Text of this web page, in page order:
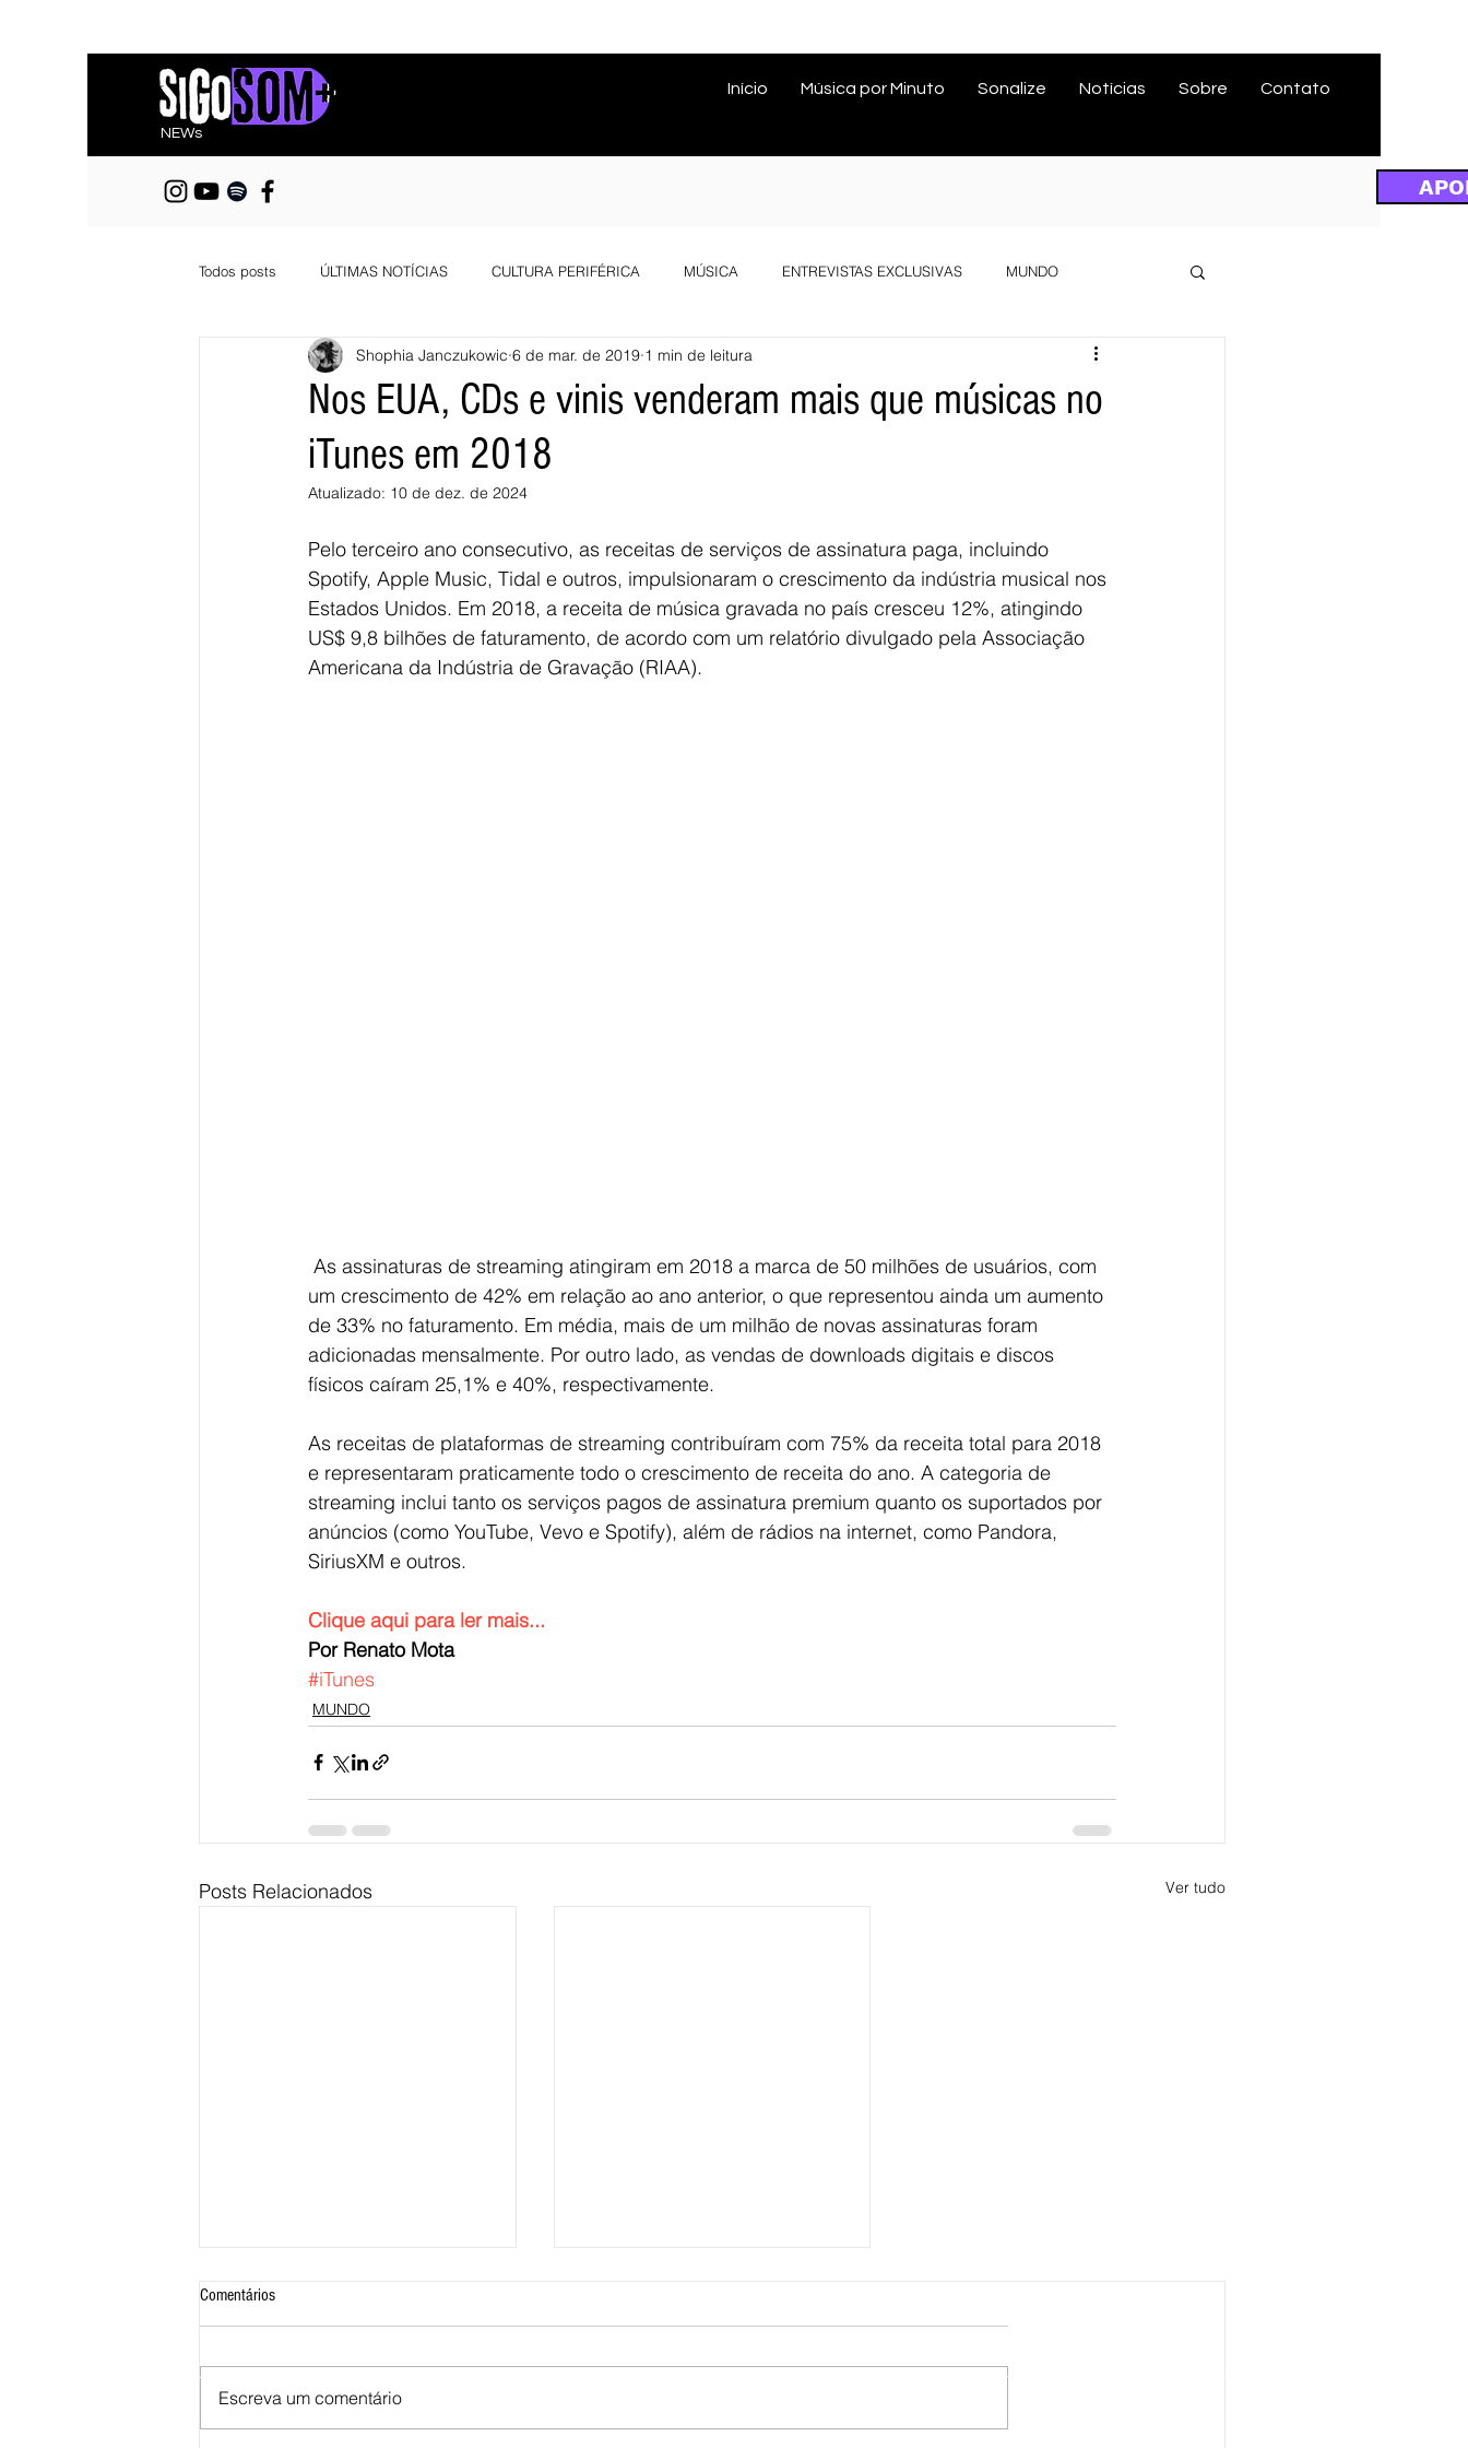
NEWs
Início Música por Minuto Sonalize Notícias Sobre Contato
Todos posts ÚLTIMAS NOTÍCIAS CULTURA PERIFÉRICA MÚSICA ENTREVISTAS EXCLUSIVAS MUNDO
Nos EUA, CDs e vinis venderam mais que músicas no
iTunes em 2018
Shophia Janczukowic 6 de mar. de 2019 1 min de leitura
Atualizado: 10 de dez. de 2024
Pelo terceiro ano consecutivo, as receitas de serviços de assinatura paga, incluindo
Spotify, Apple Music, Tidal e outros, impulsionaram o crescimento da indústria musical nos
Estados Unidos. Em 2018, a receita de música gravada no país cresceu 12%, atingindo
US$ 9,8 bilhões de faturamento, de acordo com um relatório divulgado pela Associação
Americana da Indústria de Gravação (RIAA).
um crescimento de 42% em relação ao ano anterior, o que representou ainda um aumento
de 33% no faturamento. Em média, mais de um milhão de novas assinaturas foram
adicionadas mensalmente. Por outro lado, as vendas de downloads digitais e discos
físicos caíram 25,1% e 40%, respectivamente.
As receitas de plataformas de streaming contribuíram com 75% da receita total para 2018
e representaram praticamente todo o crescimento de receita do ano. A categoria de
streaming inclui tanto os serviços pagos de assinatura premium quanto os suportados por
anúncios (como YouTube, Vevo e Spotify), além de rádios na internet, como Pandora,
SiriusXM e outros.
Clique aqui para ler mais...
Por Renato Mota
#iTunes
MUNDO
Posts Relacionados Ver tudo
Comentários
Escreva um comentário